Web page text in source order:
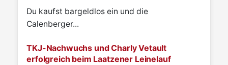
Du kaufst bargeldlos ein und die
Calenberger...
TKJ-Nachwuchs und Charly Vetault
erfolgreich beim Laatzener Leinelauf